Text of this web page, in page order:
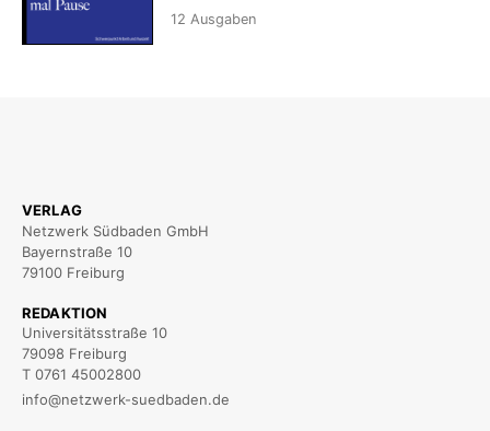
12 Ausgaben
VERLAG
Netzwerk Südbaden GmbH
Bayernstraße 10
79100 Freiburg
REDAKTION
Universitätsstraße 10
79098 Freiburg
T 0761 45002800
info@netzwerk-suedbaden.de